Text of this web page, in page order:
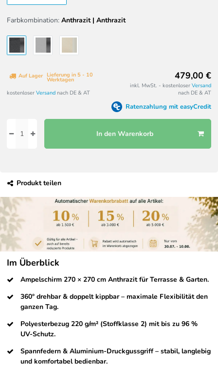
Farbkombination: Anthrazit | Anthrazit
Lieferung in 5 - 10
Werktagen
Auf Lager
kostenloser Versand nach DE & AT
479,00 €
inkl. MwSt. - kostenloser Versand
nach DE & AT
Ratenzahlung mit easyCredit
In den Warenkorb
Produkt teilen
Im Überblick
Ampelschirm 270 × 270 cm Anthrazit für Terrasse & Garten.
360° drehbar & doppelt kippbar – maximale Flexibilität den
ganzen Tag.
Polyesterbezug 220 g/m² (Stoffklasse 2) mit bis zu 96 %
UV-Schutz.
Spannfedern & Aluminium-Druckgussgriff – stabil, langlebig
und komfortabel bedienbar.